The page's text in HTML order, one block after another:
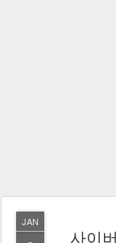
JAN
사이